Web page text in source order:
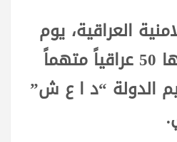
العراقية، يوم
السبت، عن تسلمها 50 عراقياً متهماً
الدولة “د ا ع ش”